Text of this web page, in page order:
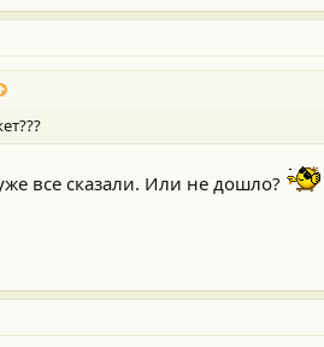
все сказали. Или не дошло?